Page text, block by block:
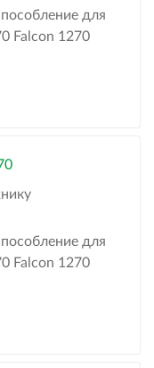
для
Falcon 1270
для
Falcon 1270